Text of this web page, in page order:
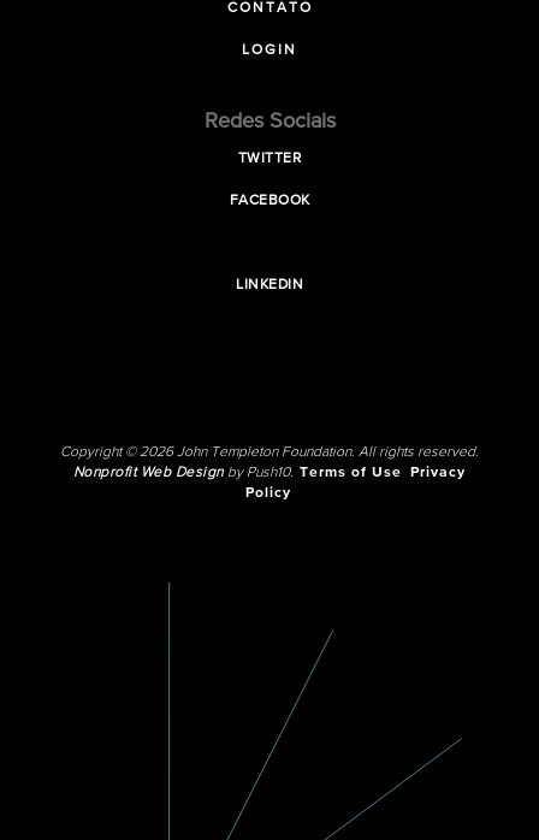
CONTATO
LOGIN
Redes Sociais
TWITTER
FACEBOOK
LINKEDIN
Copyright © 2026 John Templeton Foundation. All rights reserved.
Nonprofit Web Designby Push10. Terms of Use
Privacy
Policy